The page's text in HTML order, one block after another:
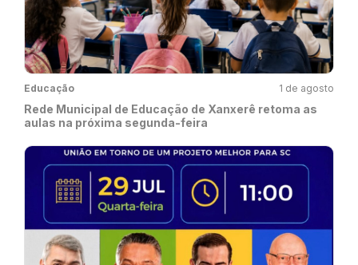
Educação 1 de agosto
Rede Municipal de Educação de Xanxerê retoma as
aulas na próxima segunda-feira